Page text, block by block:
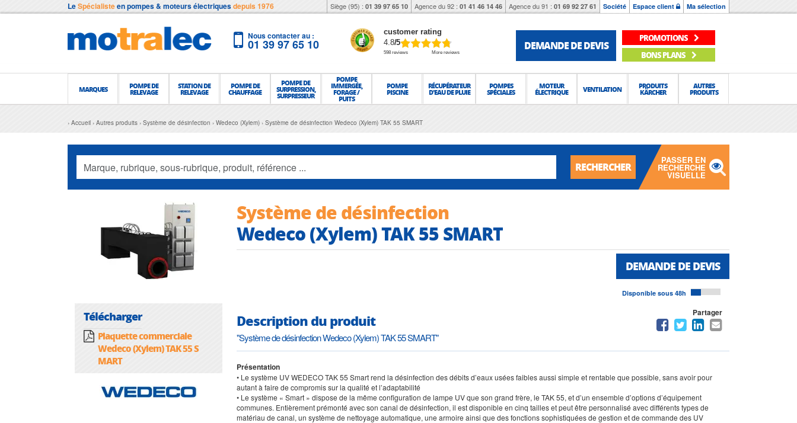
LeSpécialisteen pompes & moteurs électriquesdepuis 1976 Siège (95) : 01 39 97 65 10 Agence du 92 : 01 41 46 14 46 Agence du 91 : 01 69 92 27 61 Société Espace client Ma sélection
Nous contacter au :
01 39 97 65 10
customer rating
4.8/5
598 reviews More reviews
DEMANDE DE DEVIS
PROMOTIONS
BONS PLANS
MARQUES POMPE DE
RELEVAGE
STATION DE
RELEVAGE
POMPE DE
CHAUFFAGE
POMPE DE
SURPRESSION,
SURPRESSEUR
POMPE
IMMERGÉE,
FORAGE /
PUITS
POMPE
PISCINE
RÉCUPÉRATEUR
D'EAU DE PLUIE
POMPES
SPÉCIALES
MOTEUR
ÉLECTRIQUE VENTILATION PRODUITS
KÄRCHER
AUTRES
PRODUITS
Accueil Autres produits Système de désinfection Wedeco (Xylem) Système de désinfection Wedeco (Xylem) TAK 55 SMART
RECHERCHER
PASSER EN
RECHERCHE
VISUELLE
Télécharger
Plaquette commerciale
Wedeco (Xylem) TAK 55 S
MART
Système de désinfection
Wedeco (Xylem) TAK 55 SMART
DEMANDE DE DEVIS
Disponible sous 48h
Description du produit
"Système de désinfection Wedeco (Xylem) TAK 55 SMART"
Partager
Présentation
• Le système UV WEDECO TAK 55 Smart rend la désinfection des débits d’eaux usées faibles aussi simple et rentable que possible, sans avoir pour
autant à faire de compromis sur la qualité et l’adaptabilité
• Le système « Smart » dispose de la même configuration de lampe UV que son grand frère, le TAK 55, et d’un ensemble d’options d’équipement
communes. Entièrement prémonté avec son canal de désinfection, il est disponible en cinq tailles et peut être personnalisé avec différents types de
matériau de canal, un système de nettoyage automatique, une armoire ainsi que des fonctions sophistiquées de gestion et de commande des UV